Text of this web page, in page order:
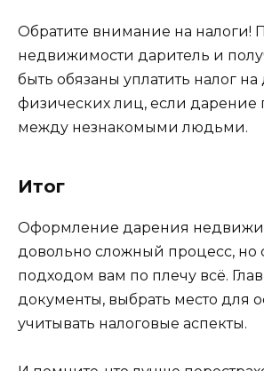
Обратите внимание на налоги!
недвижимости даритель и
быть обязаны уплатить налог
физических лиц, если дарение
между незнакомыми людьми.
Итог
Оформление дарения
довольно сложный процесс, но
подходом вам по плечу всё.
документы, выбрать место для
учитывать налоговые аспекты.